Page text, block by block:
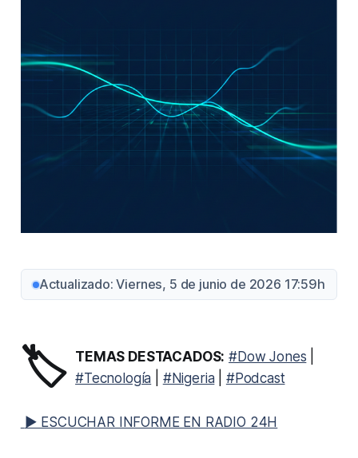
Actualizado: Viernes, 5 de junio de 2026 17:59h
🏷️ TEMAS DESTACADOS: #Dow Jones
#Tecnología
#Nigeria| #Podcast
▶ ESCUCHAR INFORME EN RADIO 24H